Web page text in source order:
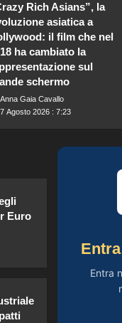
Rich Asians”, la
asiatica a
il film che nel
ha cambiato la
sul
schermo
Anna Gaia Cavallo
7 Agosto 2026 : 7:23
Euro
Entra